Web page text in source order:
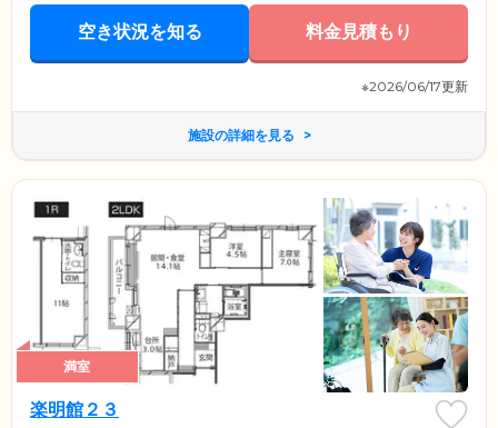
空き状況を知る 料金見積もり
※2026/06/17更新
施設の詳細を見る
満室
楽明館２３